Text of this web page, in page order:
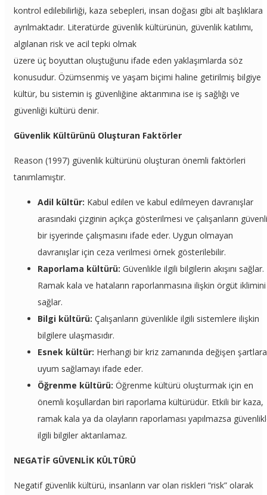
kontrol edilebilirliği, kaza sebepleri, insan doğası gibi alt başlıklara
ayrılmaktadır. Literatürde güvenlik kültürünün, güvenlik katılımı,
algılanan risk ve acil tepki olmak
üzere üç boyuttan oluştuğunu ifade eden yaklaşımlarda söz
konusudur. Özümsenmiş ve yaşam biçimi haline getirilmiş bilgiye
kültür, bu sistemin iş güvenliğine aktarımına ise iş sağlığı ve
güvenliği kültürü denir.
Güvenlik Kültürünü Oluşturan Faktörler
Reason (1997) güvenlik kültürünü oluşturan önemli faktörleri
tanımlamıştır.
Adil kültür: Kabul edilen ve kabul edilmeyen davranışlar
arasındaki çizginin açıkça gösterilmesi ve çalışanların güvenli
bir işyerinde çalışmasını ifade eder. Uygun olmayan
davranışlar için ceza verilmesi örnek gösterilebilir.
Raporlama kültürü: Güvenlikle ilgili bilgilerin akışını sağlar.
Ramak kala ve hataların raporlanmasına ilişkin örgüt iklimini
sağlar.
Bilgi kültürü: Çalışanların güvenlikle ilgili sistemlere ilişkin
bilgilere ulaşmasıdır.
Esnek kültür: Herhangi bir kriz zamanında değişen şartlara
uyum sağlamayı ifade eder.
Öğrenme kültürü: Öğrenme kültürü oluşturmak için en
önemli koşullardan biri raporlama kültürüdür. Etkili bir kaza,
ramak kala ya da olayların raporlaması yapılmazsa
ilgili bilgiler aktarılamaz.
NEGATİF GÜVENLİK KÜLTÜRÜ
Negatif güvenlik kültürü, insanların var olan riskleri “risk” olarak